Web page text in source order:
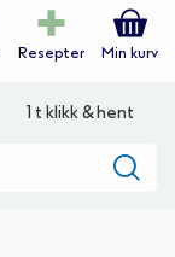
Resepter Min kurv
1 t klikk & hent